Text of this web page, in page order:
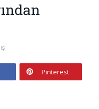
Pinterest